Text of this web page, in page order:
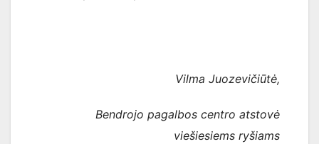
Vilma Juozevičiūtė,
Bendrojo pagalbos centro atstovė
viešiesiems ryšiams